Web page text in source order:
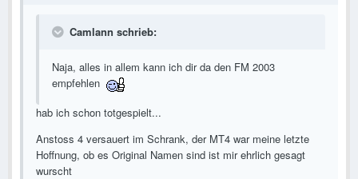
Camlann schrieb:
Naja, alles in allem kann ich dir da den FM 2003
empfehlen
hab ich schon totgespielt...
Anstoss 4 versauert im Schrank, der MT4 war meine letzte
Hoffnung, ob es Original Namen sind ist mir ehrlich gesagt
wurscht